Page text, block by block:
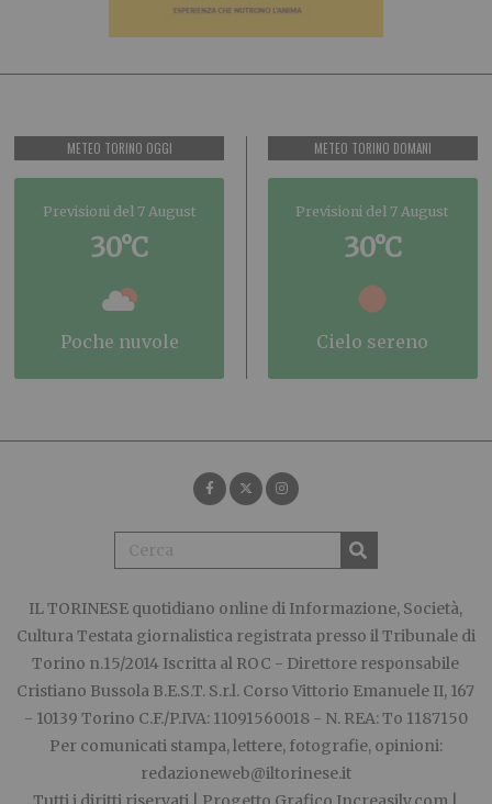
METEO TORINO OGGI
Previsioni del 7 August
30°C
poche nuvole
METEO TORINO DOMANI
Previsioni del 7 August
30°C
cielo sereno
IL TORINESE quotidiano online di Informazione, Società,
Cultura Testata giornalistica registrata presso il Tribunale di
Torino n.15/2014 Iscritta al ROC - Direttore responsabile
Cristiano Bussola B.E.S.T. S.r.l. Corso Vittorio Emanuele II, 167
- 10139 Torino C.F./P.IVA: 11091560018 - N. REA: To 1187150
Per comunicati stampa, lettere, fotografie, opinioni:
redazioneweb@iltorinese.it